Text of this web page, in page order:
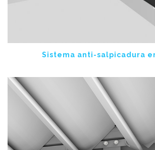
Sistema anti-salpicadura